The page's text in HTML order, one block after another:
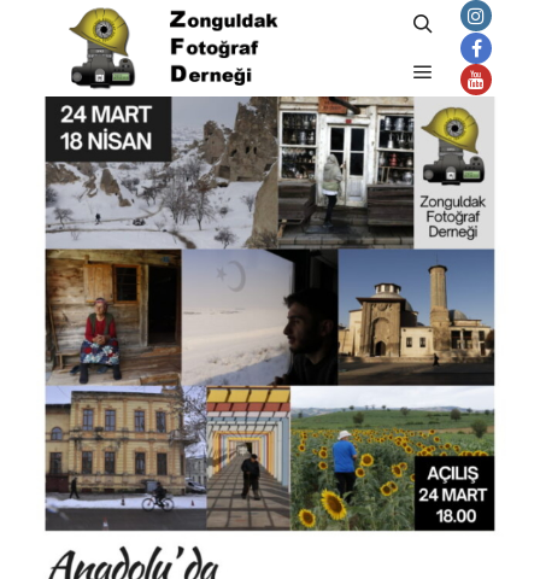
Ana menü